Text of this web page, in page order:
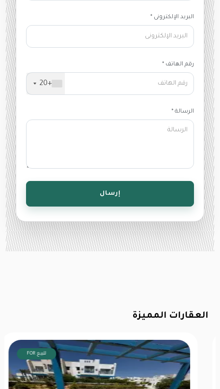
البريد الإلكترونى *
رقم الهاتف *
+20
الرسالة *
إرسال
العقارات المميزة
FOR للبيع